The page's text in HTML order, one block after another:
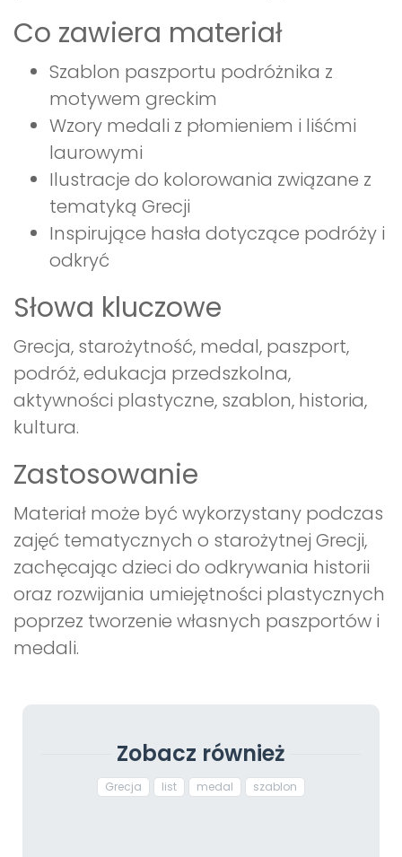
Co zawiera materiał
Szablon paszportu podróżnika z
motywem greckim
Wzory medali z płomieniem i liśćmi
laurowymi
Ilustracje do kolorowania związane z
tematyką Grecji
Inspirujące hasła dotyczące podróży i
odkryć
Słowa kluczowe
Grecja, starożytność, medal, paszport,
podróż, edukacja przedszkolna,
aktywności plastyczne, szablon, historia,
kultura.
Zastosowanie
Materiał może być wykorzystany podczas
zajęć tematycznych o starożytnej Grecji,
zachęcając dzieci do odkrywania historii
oraz rozwijania umiejętności plastycznych
poprzez tworzenie własnych paszportów i
medali.
Zobacz również
Grecja list medal szablon